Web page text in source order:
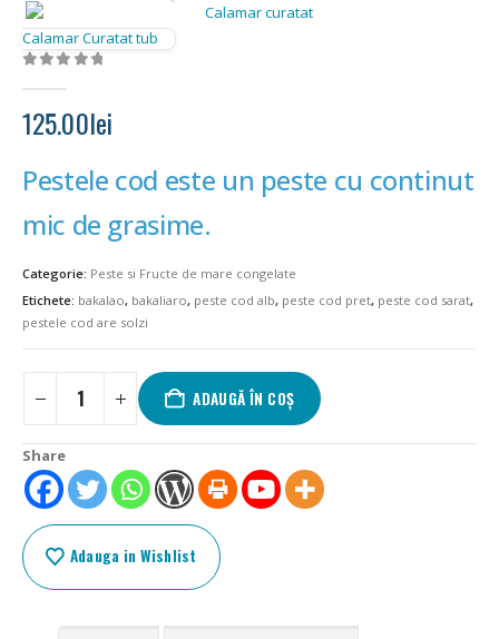
Calamar Curatat tub
125.00lei
Pestele cod este un peste cu continut
mic de grasime.
Categorie: Peste si Fructe de mare congelate
Etichete: bakalao, bakaliaro, peste cod alb, peste cod pret, peste cod sarat,
pestele cod are solzi
ADAUGĂ ÎN COȘ
Share
Adauga in Wishlist